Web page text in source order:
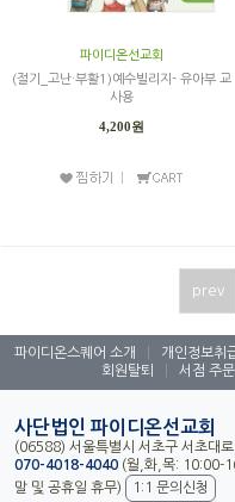
파이디온선교회
(절기_고난·부활1)예수빌리지- 유아부 교
사용
4,200원
prev
파이디온스퀘어 소개 개인정보취
회원탈퇴
서점 주
사단법인 파이디온선교회
(06588) 서울특별시 서초구 서초대
070-4018-4040 (월,화,목: 10:00-
말 및 공휴일 휴무)
1:1 문의신청